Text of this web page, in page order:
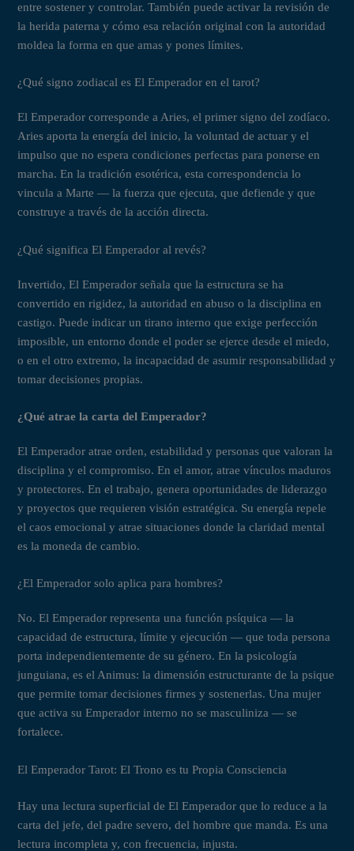
entre sostener y controlar. También puede activar la revisión de
la herida paterna y cómo esa relación original con la autoridad
moldea la forma en que amas y pones límites.
¿Qué signo zodiacal es El Emperador en el tarot?
El Emperador corresponde a Aries, el primer signo del zodíaco.
Aries aporta la energía del inicio, la voluntad de actuar y el
impulso que no espera condiciones perfectas para ponerse en
marcha. En la tradición esotérica, esta correspondencia lo
vincula a Marte — la fuerza que ejecuta, que defiende y que
construye a través de la acción directa.
¿Qué significa El Emperador al revés?
Invertido, El Emperador señala que la estructura se ha
convertido en rigidez, la autoridad en abuso o la disciplina en
castigo. Puede indicar un tirano interno que exige perfección
imposible, un entorno donde el poder se ejerce desde el miedo,
o en el otro extremo, la incapacidad de asumir responsabilidad y
tomar decisiones propias.
¿Qué atrae la carta del Emperador?
El Emperador atrae orden, estabilidad y personas que valoran la
disciplina y el compromiso. En el amor, atrae vínculos maduros
y protectores. En el trabajo, genera oportunidades de liderazgo
y proyectos que requieren visión estratégica. Su energía repele
el caos emocional y atrae situaciones donde la claridad mental
es la moneda de cambio.
¿El Emperador solo aplica para hombres?
No. El Emperador representa una función psíquica — la
capacidad de estructura, límite y ejecución — que toda persona
porta independientemente de su género. En la psicología
junguiana, es el Animus: la dimensión estructurante de la psique
que permite tomar decisiones firmes y sostenerlas. Una mujer
que activa su Emperador interno no se masculiniza — se
fortalece.
El Emperador Tarot: El Trono es tu Propia Consciencia
Hay una lectura superficial de El Emperador que lo reduce a la
carta del jefe, del padre severo, del hombre que manda. Es una
lectura incompleta y, con frecuencia, injusta.